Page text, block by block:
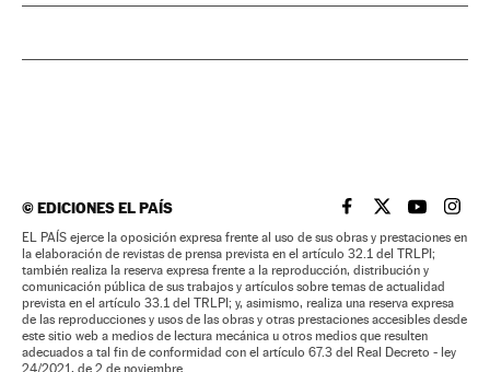
©EDICIONES EL PAÍS EL PAÍS BRASIL EN
EL PAÍSEL PAÍS
EL
EL PAÍS ejerce la oposición expresa frente al uso de sus obras y prestaciones en
la elaboración de revistas de prensa prevista en el artículo 32.1 del TRLPI;
también realiza la reserva expresa frente a la reproducción, distribución y
comunicación pública de sus trabajos y artículos sobre temas de actualidad
prevista en el artículo 33.1 del TRLPI; y, asimismo, realiza una reserva expresa
de las reproducciones y usos de las obras y otras prestaciones accesibles desde
este sitio web a medios de lectura mecánica u otros medios que resulten
adecuados a tal fin de conformidad con el artículo 67.3 del Real Decreto - ley
24/2021, de 2 de noviembre